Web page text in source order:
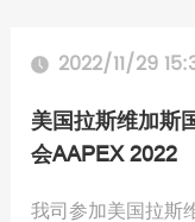
2022/11/29
美国拉斯维加斯
会AAPEX 2022
我司参加美国拉斯